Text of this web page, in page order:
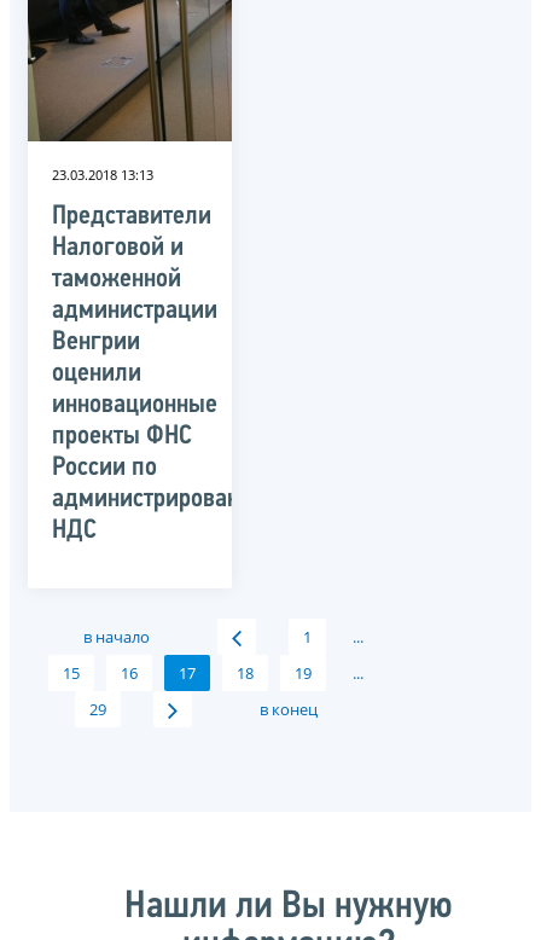
23.03.2018 13:13
Представители
Налоговой и
таможенной
администрации
Венгрии
оценили
инновационные
проекты ФНС
России по
администрированию
НДС
в начало 1
...
15
16 17 18 19
...
29
в конец
Нашли ли Вы нужную